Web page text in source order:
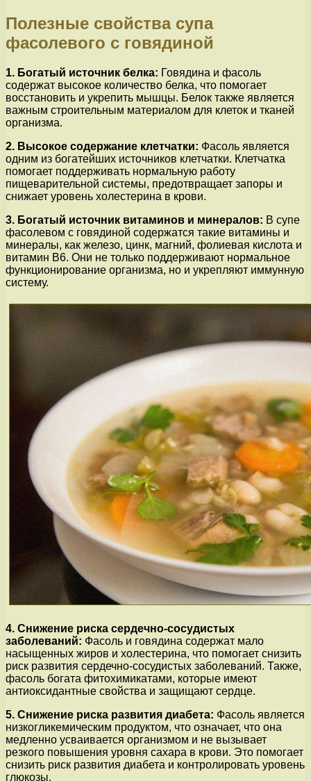
Полезные свойства супа
фасолевого с говядиной
1. Богатый источник белка: Говядина и фасоль
содержат высокое количество белка, что помогает
восстановить и укрепить мышцы. Белок также является
важным строительным материалом для клеток и тканей
организма.
2. Высокое содержание клетчатки: Фасоль является
одним из богатейших источников клетчатки. Клетчатка
помогает поддерживать нормальную работу
пищеварительной системы, предотвращает запоры и
снижает уровень холестерина в крови.
3. Богатый источник витаминов и минералов: В супе
фасолевом с говядиной содержатся такие витамины и
минералы, как железо, цинк, магний, фолиевая кислота и
витамин В6. Они не только поддерживают нормальное
функционирование организма, но и укрепляют иммунную
систему.
4. Снижение риска сердечно-сосудистых
заболеваний: Фасоль и говядина содержат мало
насыщенных жиров и холестерина, что помогает снизить
риск развития сердечно-сосудистых заболеваний. Также,
фасоль богата фитохимикатами, которые имеют
антиоксидантные свойства и защищают сердце.
5. Снижение риска развития диабета: Фасоль является
низкогликемическим продуктом, что означает, что она
медленно усваивается организмом и не вызывает
резкого повышения уровня сахара в крови. Это помогает
снизить риск развития диабета и контролировать уровень
глюкозы.